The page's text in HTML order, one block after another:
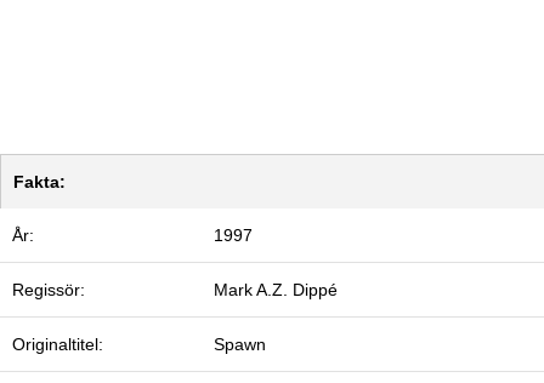
Fakta:
År: 1997
Regissör: Mark A.Z. Dippé
Originaltitel: Spawn